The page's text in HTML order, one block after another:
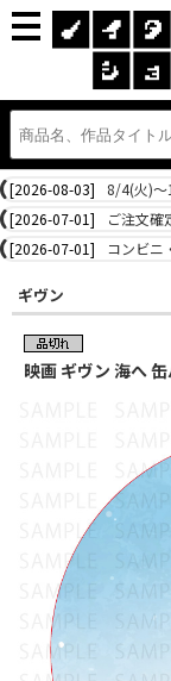
[2026-08-03]
8/4(火)～
[2026-07-01]
ご注文確
[2026-07-01]
コンビニ
ギヴン
映画 ギヴン 海へ